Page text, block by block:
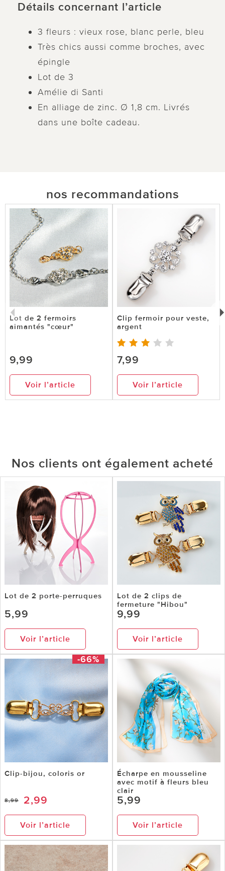
Détails concernant l’article
3 fleurs : vieux rose, blanc perle, bleu
Très chics aussi comme broches, avec
épingle
Lot de 3
Amélie di Santi
En alliage de zinc. Ø 1,8 cm. Livrés
dans une boîte cadeau.
nos recommandations
Lot de 2 fermoirs
aimantés "cœur"
9,99
Voir l’article
Clip fermoir pour veste,
argent
7,99
Voir l’article
Nos clients ont également acheté
Lot de 2 porte-perruques
5,99
Voir l’article
Lot de 2 clips de
fermeture "Hibou"
9,99
Voir l’article
-66%
Clip-bijou, coloris or
8,99 2,99
Voir l’article
Écharpe en mousseline
avec motif à fleurs bleu
clair
5,99
Voir l’article